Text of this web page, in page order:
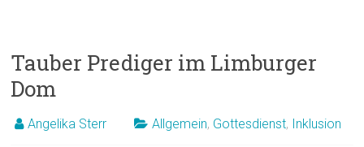
Tauber Prediger im Limburger
Dom
Angelika Sterr Allgemein, Gottesdienst, Inklusion